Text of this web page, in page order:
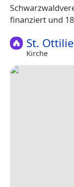
finanziert und
St.
Kirche